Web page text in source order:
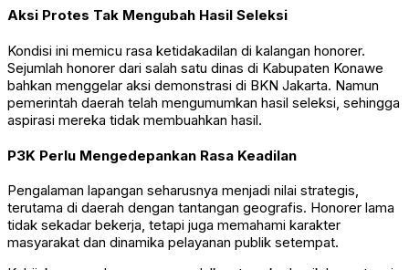
Aksi Protes Tak Mengubah Hasil Seleksi
Kondisi ini memicu rasa ketidakadilan di kalangan honorer.
Sejumlah honorer dari salah satu dinas di Kabupaten Konawe
bahkan menggelar aksi demonstrasi di BKN Jakarta. Namun
pemerintah daerah telah mengumumkan hasil seleksi, sehingga
aspirasi mereka tidak membuahkan hasil.
P3K Perlu Mengedepankan Rasa Keadilan
Pengalaman lapangan seharusnya menjadi nilai strategis,
terutama di daerah dengan tantangan geografis. Honorer lama
tidak sekadar bekerja, tetapi juga memahami karakter
masyarakat dan dinamika pelayanan publik setempat.